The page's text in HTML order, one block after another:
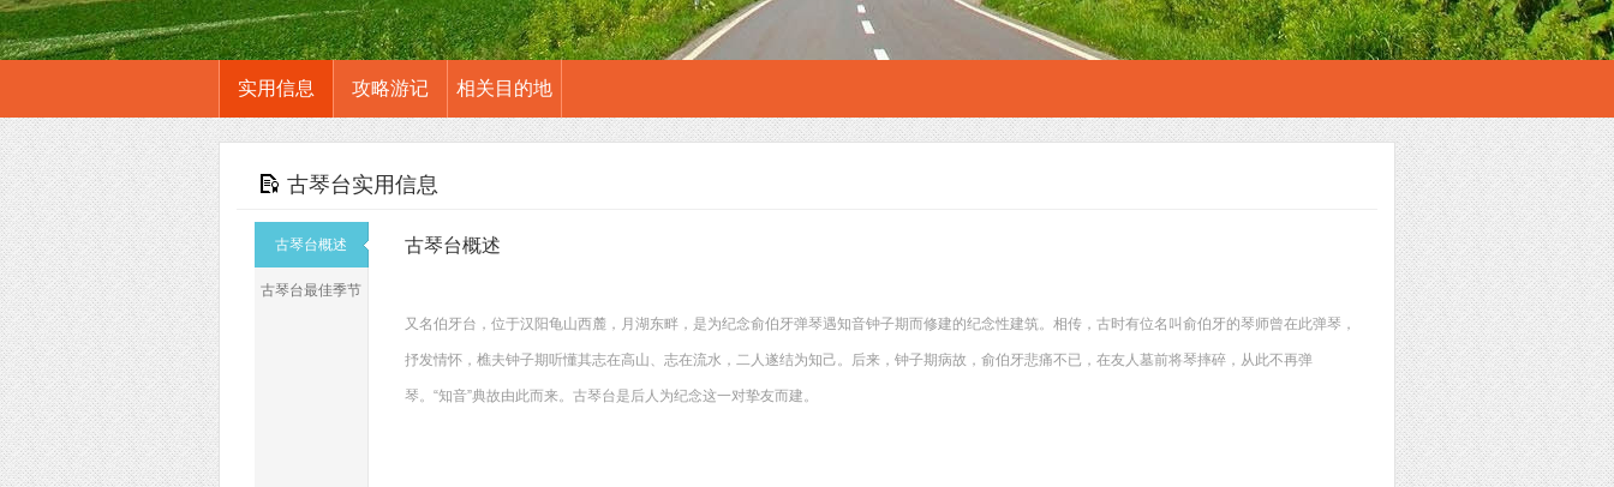
实用信息 攻略游记 相关目的地
古琴台实用信息
古琴台概述
古琴台最佳季节
古琴台概述
又名伯牙台，位于汉阳龟山西麓，月湖东畔，是为纪念俞伯牙弹琴遇知音钟子期而修建的纪念性建筑。相传，古时有位名叫俞伯牙的琴师曾在此弹琴，
抒发情怀，樵夫钟子期听懂其志在高山、志在流水，二人遂结为知己。后来，钟子期病故，俞伯牙悲痛不已，在友人墓前将琴摔碎，从此不再弹
琴。“知音”典故由此而来。古琴台是后人为纪念这一对挚友而建。